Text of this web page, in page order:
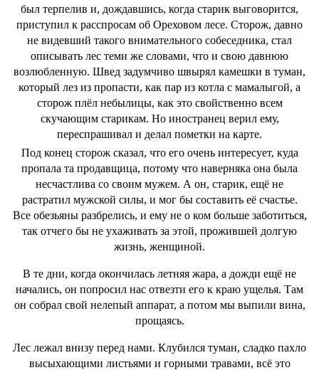
был терпелив и, дождавшись, когда старик выговорится,
приступил к расспросам об Ореховом лесе. Сторож, давно
не видевший такого внимательного собеседника, стал
описывать лес теми же словами, что и свою давнюю
возлюбленную. Швед задумчиво швырял камешки в туман,
который лез из пропасти, как пар из котла с мамалыгой, а
сторож плёл небылицы, как это свойственно всем
скучающим старикам. Но иностранец верил ему,
переспрашивал и делал пометки на карте.
Под конец сторож сказал, что его очень интересует, куда
пропала та продавщица, потому что наверняка она была
несчастлива со своим мужем. А он, старик, ещё не
растратил мужской силы, и мог бы составить её счастье.
Все обезьяны разбрелись, и ему не о ком больше заботиться,
так отчего бы не ухаживать за этой, прожившей долгую
жизнь, женщиной.
В те дни, когда окончилась летняя жара, а дожди ещё не
начались, он попросил нас отвезти его к краю ущелья. Там
он собрал свой нелепый аппарат, а потом мы выпили вина,
прощаясь.
Лес лежал внизу перед нами. Клубился туман, сладко пахло
высыхающими листьями и горными травами, всё это